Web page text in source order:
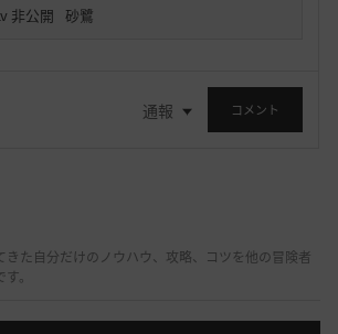
非公開 砂鷺
通報 コメント
きた自分だけのノウハウ、攻略、コツを他の冒険者
。